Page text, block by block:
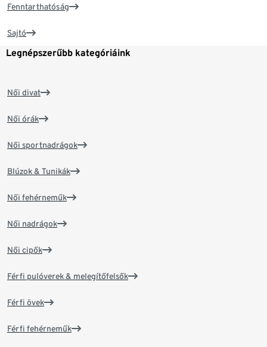
Fenntarthatóság
Sajtó
Legnépszerűbb kategóriáink
Női divat
Női órák
Női sportnadrágok
Blúzok & Tunikák
Női fehérneműk
Női nadrágok
Női cipők
Férfi pulóverek & melegítőfelsők
Férfi övek
Férfi fehérneműk